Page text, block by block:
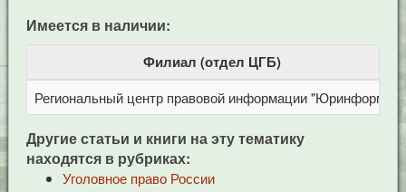
Имеется в наличии:
Филиал (отдел ЦГБ)
Региональный центр правовой информации "Юринформ"
Другие статьи и книги на эту тематику
находятся в рубриках:
Уголовное право России